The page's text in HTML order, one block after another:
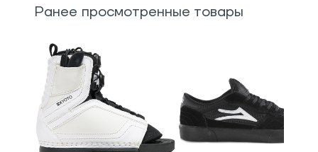
Ранее просмотренные товары